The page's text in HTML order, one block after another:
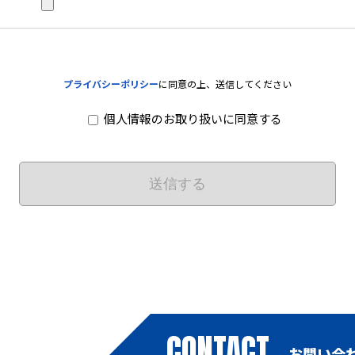
プライバシーポリシーに同意の上、送信してください
個人情報のお取り扱いに同意する